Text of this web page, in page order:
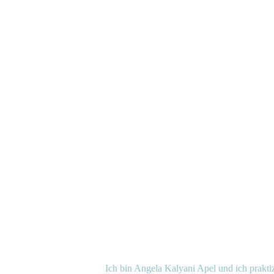
Ich bin Angela Kalyani Apel und ich